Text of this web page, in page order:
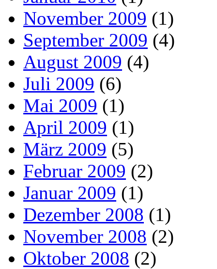
November 2009 (1)
September 2009 (4)
August 2009 (4)
Juli 2009 (6)
Mai 2009 (1)
April 2009 (1)
März 2009 (5)
Februar 2009 (2)
Januar 2009 (1)
Dezember 2008 (1)
November 2008 (2)
Oktober 2008 (2)